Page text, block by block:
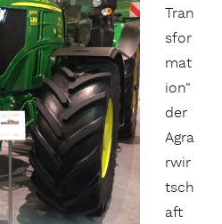
Tran
sfor
mat
ion“
der
Agra
rwir
tsch
aft